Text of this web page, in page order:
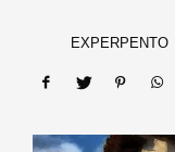
EXPERPENTO